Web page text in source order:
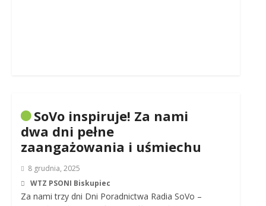
SoVo inspiruje! Za nami
dwa dni pełne
zaangażowania i uśmiechu
8 grudnia, 2025
WTZ PSONI Biskupiec
Za nami trzy dni Dni Poradnictwa Radia SoVo –